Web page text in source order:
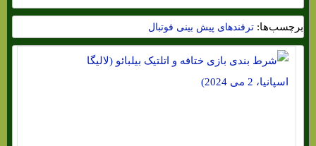
برچسب‌ها: ترفندهای پیش بینی فوتبال